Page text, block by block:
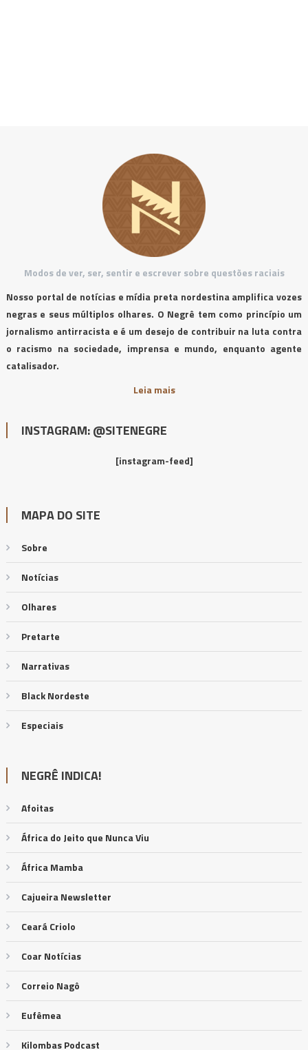
Modos de ver, ser, sentir e escrever sobre questões raciais
Nosso portal de notícias e mídia preta nordestina amplifica vozes
negras e seus múltiplos olhares. O Negrê tem como princípio um
jornalismo antirracista e é um desejo de contribuir na luta contra
o racismo na sociedade, imprensa e mundo, enquanto agente
catalisador.
Leia mais
INSTAGRAM: @SITENEGRE
[instagram-feed]
MAPA DO SITE
Sobre
Notícias
Olhares
Pretarte
Narrativas
Black Nordeste
Especiais
NEGRÊ INDICA!
Afoitas
África do Jeito que Nunca Viu
África Mamba
Cajueira Newsletter
Ceará Criolo
Coar Notícias
Correio Nagô
Eufêmea
Kilombas Podcast